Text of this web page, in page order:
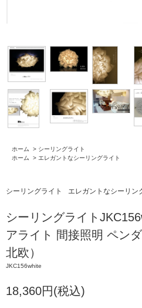
ホーム > シーリングライト
ホーム
> エレガントなシーリングライト
シーリングライト エレガントなシーリン
シーリングライト
アライト 間接照明 ペン
北欧）
JKC156white
18,360円(税込)